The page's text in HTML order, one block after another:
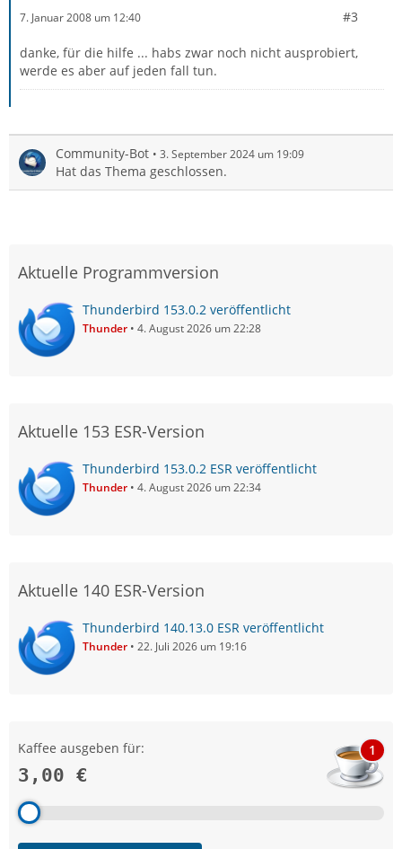
7. Januar 2008 um 12:40 #3
danke, für die hilfe ... habs zwar noch nicht ausprobiert,
werde es aber auf jeden fall tun.
Community-Bot 3. September 2024 um 19:09
Hat das Thema geschlossen.
Aktuelle Programmversion
Thunderbird 153.0.2 veröffentlicht
Thunder 4. August 2026 um 22:28
Aktuelle 153 ESR-Version
Thunderbird 153.0.2 ESR veröffentlicht
Thunder 4. August 2026 um 22:34
Aktuelle 140 ESR-Version
Thunderbird 140.13.0 ESR veröffentlicht
Thunder 22. Juli 2026 um 19:16
Kaffee ausgeben für:
3,00 €
1